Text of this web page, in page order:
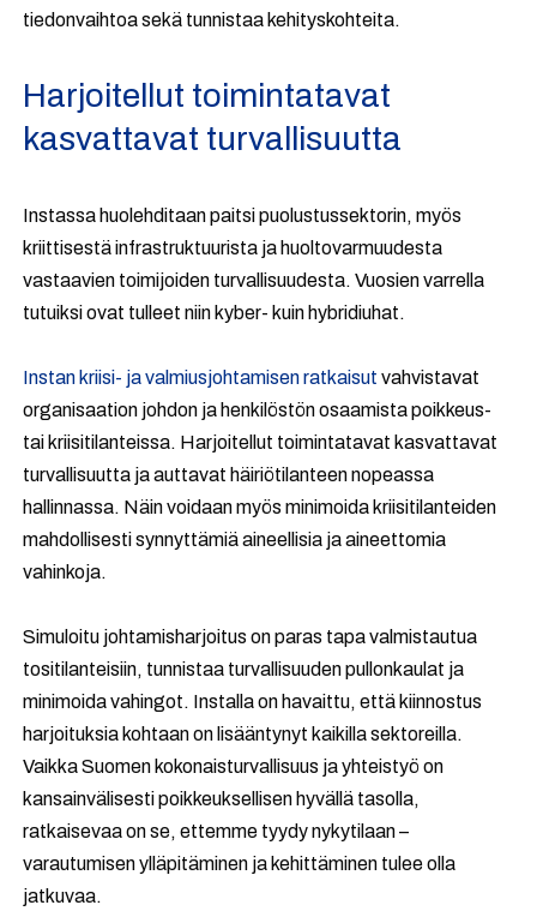
tiedonvaihtoa sekä tunnistaa kehityskohteita.
Harjoitellut toimintatavat
kasvattavat turvallisuutta
Instassa huolehditaan paitsi puolustussektorin, myös
kriittisestä infrastruktuurista ja huoltovarmuudesta
vastaavien toimijoiden turvallisuudesta. Vuosien varrella
tutuiksi ovat tulleet niin kyber- kuin hybridiuhat.
Instan kriisi- ja valmiusjohtamisen ratkaisut vahvistavat
organisaation johdon ja henkilöstön osaamista poikkeus-
tai kriisitilanteissa. Harjoitellut toimintatavat kasvattavat
turvallisuutta ja auttavat häiriötilanteen nopeassa
hallinnassa. Näin voidaan myös minimoida kriisitilanteiden
mahdollisesti synnyttämiä aineellisia ja aineettomia
vahinkoja.
Simuloitu johtamisharjoitus on paras tapa valmistautua
tositilanteisiin, tunnistaa turvallisuuden pullonkaulat ja
minimoida vahingot. Installa on havaittu, että kiinnostus
harjoituksia kohtaan on lisääntynyt kaikilla sektoreilla.
Vaikka Suomen kokonaisturvallisuus ja yhteistyö on
kansainvälisesti poikkeuksellisen hyvällä tasolla,
ratkaisevaa on se, ettemme tyydy nykytilaan –
varautumisen ylläpitäminen ja kehittäminen tulee olla
jatkuvaa.